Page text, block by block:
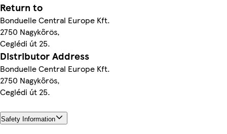
Return to
Bonduelle Central Europe Kft.
2750 Nagykőrös,
Ceglédi út 25.
Distributor Address
Bonduelle Central Europe Kft.
2750 Nagykőrös,
Ceglédi út 25.
Safety Information